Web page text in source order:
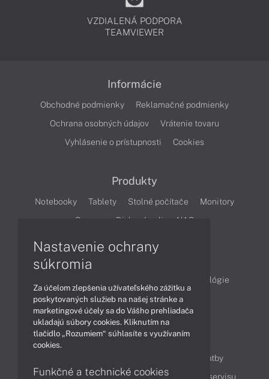
VZDIALENÁ PODPORA
TEAMVIEWER
Informácie
Obchodné podmienky
Reklamačné podmienky
Ochrana osobných údajov
Vrátenie tovaru
Vyhlásenie o prístupnosti
Cookies
Produkty
Notebooky Tablety Stolné počítače
Monitory
Servery
Diskové polia a NAS
Technológie
Videá
Obsah
Možnosti doručenia a platby
Podpora a servis
Servisné služby Cenník servisu
Nastavenie ochrany
súkromia
Za účelom zlepšenia užívateľského zážitku a
poskytovaných služieb na našej stránke a
marketingové účely sa do Vášho prehliadača
ukladajú súbory cookies. Kliknutím na
tlačidlo „Rozumiem“ súhlasíte s využívaním
cookies.
Funkčné a technické cookies